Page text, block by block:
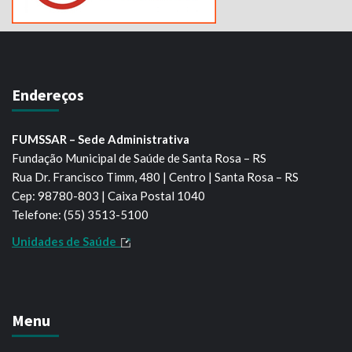
Endereços
FUMSSAR – Sede Administrativa
Fundação Municipal de Saúde de Santa Rosa – RS
Rua Dr. Francisco Timm, 480 | Centro | Santa Rosa – RS
Cep: 98780-803 | Caixa Postal 1040
Telefone: (55) 3513-5100
Unidades de Saúde
Menu